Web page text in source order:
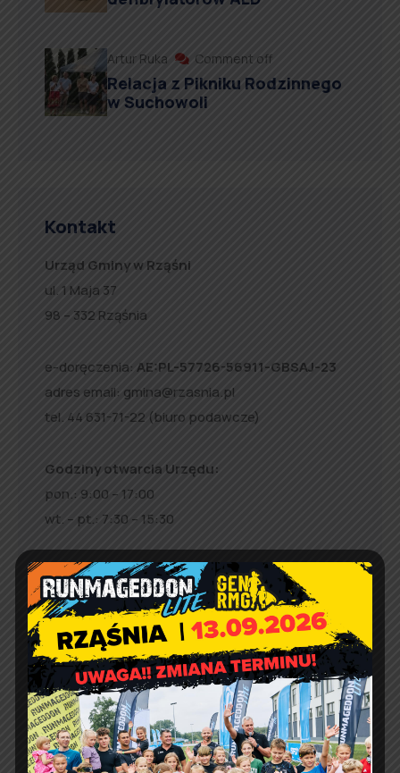
Artur Ruka Comment off
Relacja z Pikniku Rodzinnego
w Suchowoli
Kontakt
Urząd Gminy w Rząśni
ul. 1 Maja 37
98 – 332 Rząśnia
e-doręczenia: AE:PL-57726-56911-GBSAJ-23
adres email: gmina@rzasnia.pl
tel. 44 631-71-22 (biuro podawcze)
Godziny otwarcia Urzędu:
pon.: 9:00 – 17:00
wt. – pt.: 7:30 – 15:30
Jakość powietrza